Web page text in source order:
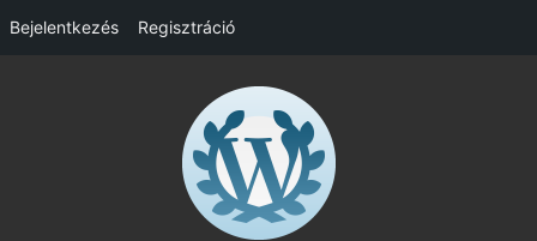
Bejelentkezés Regisztráció